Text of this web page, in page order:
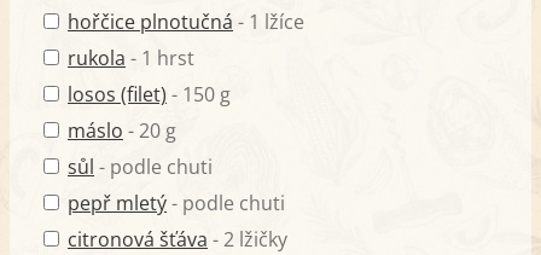
hořčice plnotučná - 1 lžíce
rukola - 1 hrst
losos (filet) - 150 g
máslo - 20 g
sůl - podle chuti
pepř mletý- podle chuti
citronová šťáva - 2 lžičky